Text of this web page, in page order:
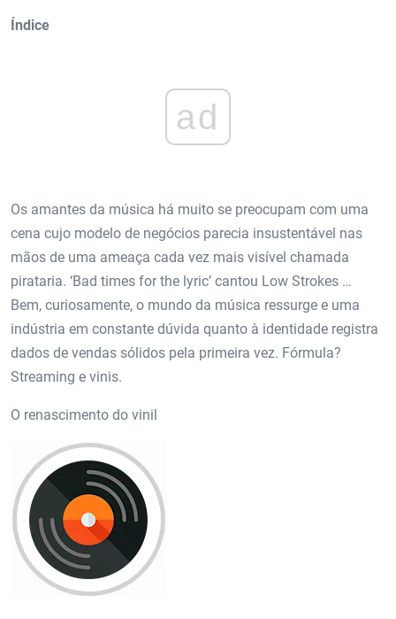
Índice
ad
Os amantes da música há muito se preocupam com uma
cena cujo modelo de negócios parecia insustentável nas
mãos de uma ameaça cada vez mais visível chamada
pirataria. ‘Bad times for the lyric’ cantou Low Strokes …
Bem, curiosamente, o mundo da música ressurge e uma
indústria em constante dúvida quanto à identidade registra
dados de vendas sólidos pela primeira vez. Fórmula?
Streaming e vinis.
O renascimento do vinil